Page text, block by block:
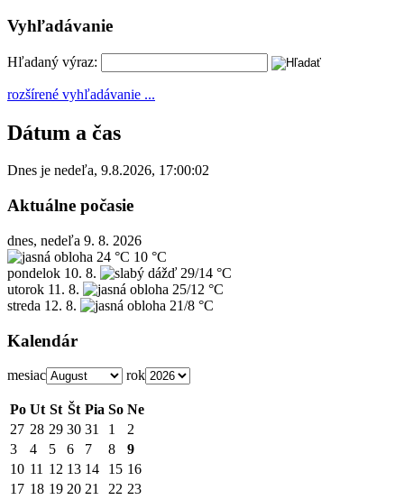
Vyhľadávanie
Hľadaný výraz:
rozšírené vyhľadávanie ...
Dátum a čas
Dnes je nedeľa, 9.8.2026, 17:00:02
Aktuálne počasie
dnes, nedeľa 9. 8. 2026
24 °C 10 °C
pondelok 10. 8.
29/14 °C
utorok 11. 8.
25/12 °C
streda 12. 8. 21/8 °C
Kalendár
mesiac rok
Po Ut St Št Pia So Ne
27 28 29 30 31 1
2
3
4 5 6 7 8
9
10 11 12 13 14 15 16
17 18 19 20 21 22 23